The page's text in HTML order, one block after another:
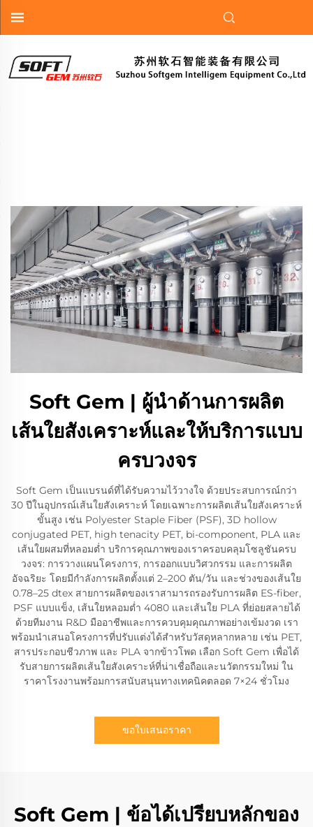
Soft Gem | ผู้นำด้านการผลิต
เส้นใยสังเคราะห์และให้บริการแบบ
ครบวงจร
Soft Gem เป็นแบรนด์ที่ได้รับความไว้วางใจ ด้วยประสบการณ์กว่า
30 ปีในอุปกรณ์เส้นใยสังเคราะห์ โดยเฉพาะการผลิตเส้นใยสังเคราะห์
ขั้นสูง เช่น Polyester Staple Fiber (PSF), 3D hollow
conjugated PET, high tenacity PET, bi-component, PLA และ
เส้นใยผสมที่หลอมต่ำ บริการคุณภาพของเราครอบคลุมโซลูชันครบ
วงจร: การวางแผนโครงการ, การออกแบบวิศวกรรม และการผลิต
อัจฉริยะ โดยมีกำลังการผลิตตั้งแต่ 2–200 ตัน/วัน และช่วงของเส้นใย
0.78–25 dtex สายการผลิตของเราสามารถรองรับการผลิต ES-fiber,
PSF แบบแข็ง, เส้นใยหลอมต่ำ 4080 และเส้นใย PLA ที่ย่อยสลายได้
ด้วยทีมงาน R&D มืออาชีพและการควบคุมคุณภาพอย่างเข้มงวด เรา
พร้อมนำเสนอโครงการที่ปรับแต่งได้สำหรับวัสดุหลากหลาย เช่น PET,
สารประกอบชีวภาพ และ PLA จากข้าวโพด เลือก Soft Gem เพื่อได้
รับสายการผลิตเส้นใยสังเคราะห์ที่น่าเชื่อถือและนวัตกรรมใหม่ ใน
ราคาโรงงานพร้อมการสนับสนุนทางเทคนิคตลอด 7×24 ชั่วโมง
ขอใบเสนอราคา
Soft Gem | ข้อได้เปรียบหลักของ